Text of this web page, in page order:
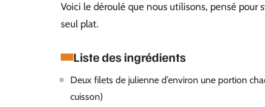
Voici le déroulé que nous utilisons, pensé pour
seul plat.
Liste des ingrédients
Deux filets de julienne d’environ une portion
cuisson)